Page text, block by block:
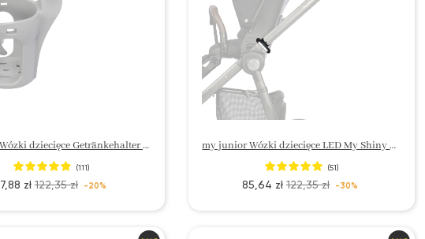
my junior Wózki dziecięce Getränkehalter My Cup
(111)
zł 122,35 zł -20%
my junior Wózki dziecięce LED My Shiny guide
(51)
85,64 zł 122,35 zł -30%